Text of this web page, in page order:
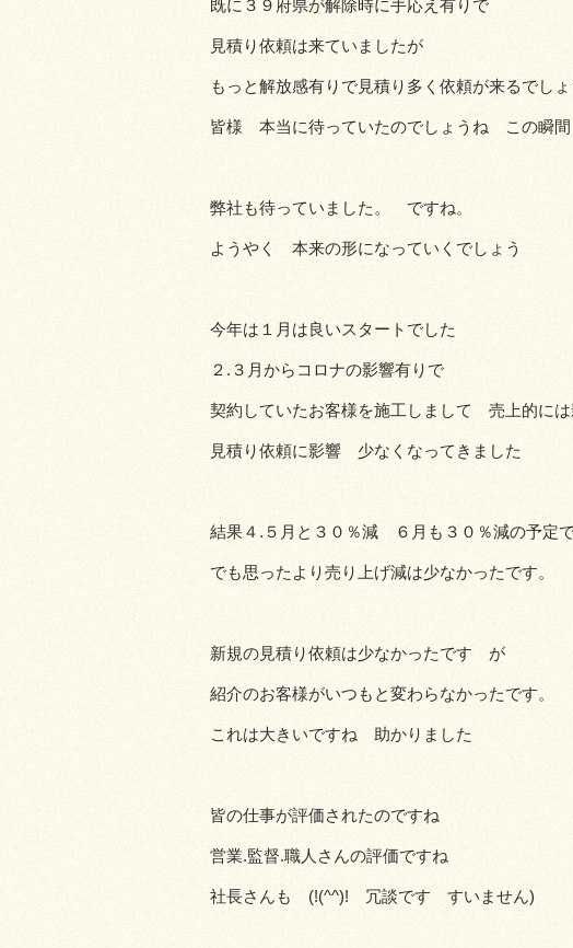
既に３９府県が解除時に手応え有りで
見積り依頼は来ていましたが
もっと解放感有りで見積り多く依頼が来るでしょ
皆様 本当に待っていたのでしょうね この瞬間
弊社も待っていました。 ですね。
ようやく 本来の形になっていくでしょう
今年は１月は良いスタートでした
２.３月からコロナの影響有りで
契約していたお客様を施工しまして 売上的に
見積り依頼に影響 少なくなってきました
結果４.５月と３０％減 ６月も３０％減の予定
でも思ったより売り上げ減は少なかったです。
新規の見積り依頼は少なかったです が
紹介のお客様がいつもと変わらなかったです。
これは大きいですね 助かりました
皆の仕事が評価されたのですね
営業.監督.職人さんの評価ですね
社長さんも (!(^^)! 冗談です すいません)